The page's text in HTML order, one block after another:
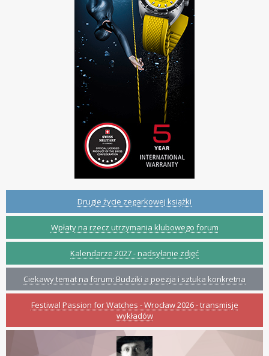
Drugie życie zegarkowej książki
Wpłaty na rzecz utrzymania klubowego forum
Kalendarze 2027 - nadsyłanie zdjęć
Ciekawy temat na forum: Budziki a poezja i sztuka konkretna
Festiwal Passion for Watches - Wrocław 2026 - transmisje
wykładów